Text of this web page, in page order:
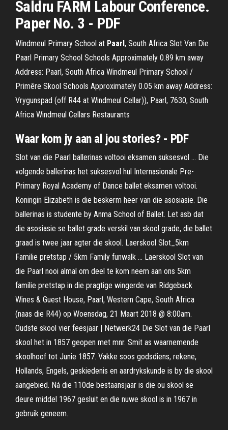
Saldru FARM Labour Conference.
Paper No. 3 - PDF
Windmeul Primary School at Paarl, South Africa Slot Van Die
Paarl Primary School Schools Approximately 0.89 km away
Address: Paarl, South Africa Windmeul Primary School /
Primêre Skool Schools Approximately 0.05 km away Address:
Vrygunspad (off R44 at Windmeul Cellar)), Paarl, 7630, South
Africa Windmeul Cellars Restaurants
Waar kom jy aan al jou stories? - PDF
Slot van die Paarl ballerinas voltooi eksamen suksesvol ... Die
volgende ballerinas het suksesvol hul Internasionale Pre-
Primary Royal Academy of Dance ballet eksamen voltooi.
Koningin Elizabeth is die beskerm heer van die asosiasie. Die
ballerinas is studente by Anma School of Ballet. Let asb dat
die asosiasie se ballet grade verskil van skool grade, die ballet
graad is twee jaar agter die skool. Laerskool Slot_5km
Familie pretstap / 5km Family funwalk ... Laerskool Slot van
die Paarl nooi almal om deel te kom neem aan ons 5km
familie pretstap in die pragtige wingerde van Ridgeback
Wines & Guest House, Paarl, Western Cape, South Africa
(naas die R44) op Woensdag, 21 Maart 2018 @ 8:00am.
Oudste skool vier feesjaar | Netwerk24 Die Slot van die Paarl
skool het in 1857 geopen met mnr. Smit as waarnemende
skoolhoof tot Junie 1857. Vakke soos godsdiens, rekene,
Hollands, Engels, geskiedenis en aardrykskunde is by die skool
aangebied. Ná die 110de bestaansjaar is die ou skool se
deure middel 1967 gesluit en die nuwe skool is in 1967 in
gebruik geneem.